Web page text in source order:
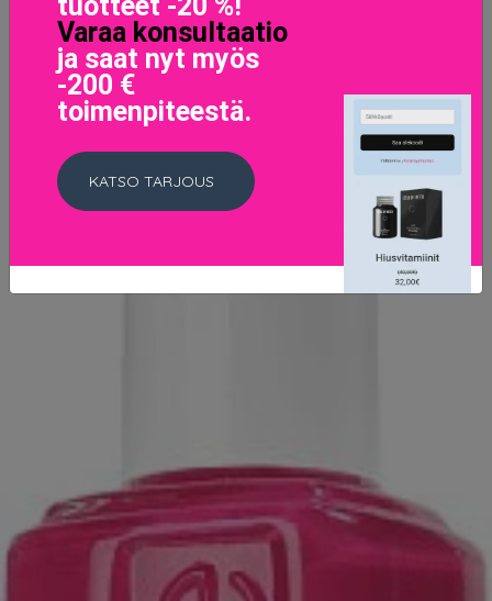
Varaa konsultaatio
ja saat nyt myös
-200 €
toimenpiteestä.
KATSO TARJOUS